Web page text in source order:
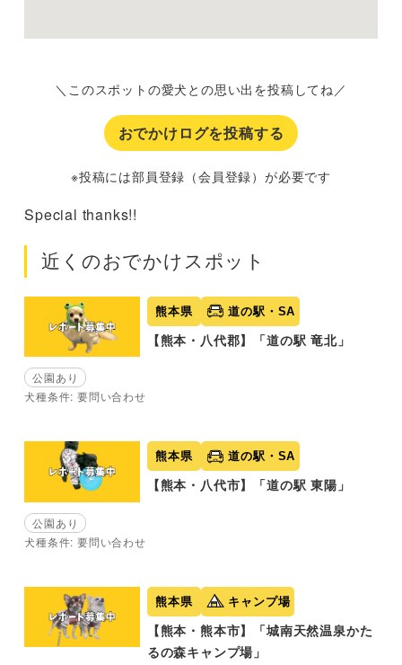
＼このスポットの愛犬との思い出を投稿してね／
おでかけログを投稿する
※投稿には部員登録（会員登録）が必要です
Special thanks!!
近くのおでかけスポット
熊本県 道の駅・SA
【熊本・八代郡】「道の駅 竜北」
公園あり
犬種条件: 要問い合わせ
熊本県 道の駅・SA
【熊本・八代市】「道の駅 東陽」
公園あり
犬種条件: 要問い合わせ
熊本県 キャンプ場
【熊本・熊本市】「城南天然温泉かた
るの森キャンプ場」